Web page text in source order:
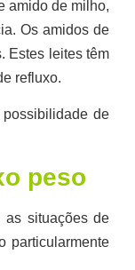
amido de milho,
Os amidos de
Estes leites têm
refluxo.
de
peso
as situações de
particularmente